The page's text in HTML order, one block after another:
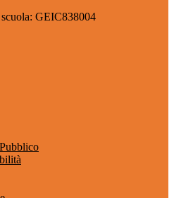
GEIC838004